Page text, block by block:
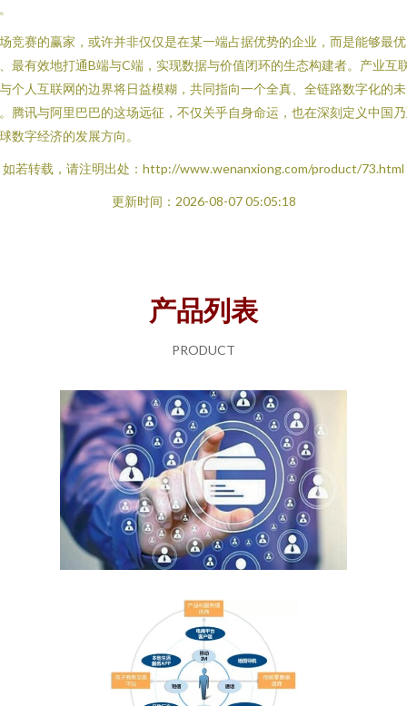
竞赛的赢家，或许并非仅仅是在某一端占据优势的企业，而是能够最优
最有效地打通B端与C端，实现数据与价值闭环的生态构建者。产业互
个人互联网的边界将日益模糊，共同指向一个全真、全链路数字化的未
腾讯与阿里巴巴的这场远征，不仅关乎自身命运，也在深刻定义中国
数字经济的发展方向。
如若转载，请注明出处：http://www.wenanxiong.com/product/73.html
更新时间：2026-08-07 05:05:18
产品列表
PRODUCT